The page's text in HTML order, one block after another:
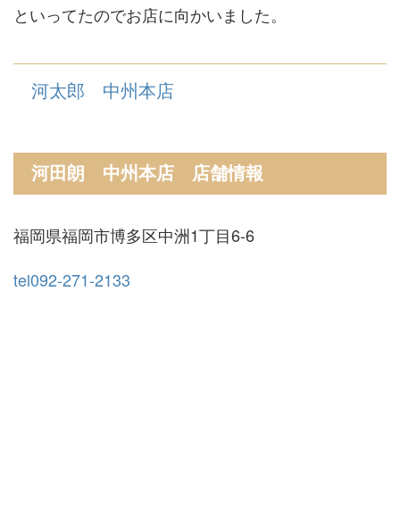
といってたのでお店に向かいました。
河太郎 中州本店
河田朗 中州本店 店舗情報
福岡県福岡市博多区中洲1丁目6-6
tel092-271-2133